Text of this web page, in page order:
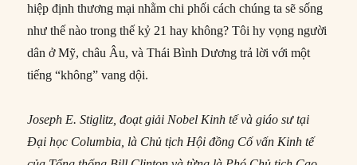
hiệp định thương mại nhằm chi phối cách chúng ta sẽ sống
như thế nào trong thế kỷ 21 hay không? Tôi hy vọng người
dân ở Mỹ, châu Âu, và Thái Bình Dương trả lời với một
tiếng “không” vang dội.
Joseph E. Stiglitz, đoạt giải Nobel Kinh tế và giáo sư tại
Đại học Columbia, là Chủ tịch Hội đồng Cố vấn Kinh tế